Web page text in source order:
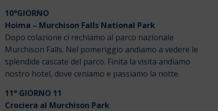
10°GIORNO
Hoima – Murchison Falls National Park
Dopo colazione ci rechiamo al parco nazionale
Murchison Falls. Nel pomeriggio andiamo a vedere le
splendide cascate del parco. Finita la visita andiamo
nostro hotel, dove ceniamo e passiamo la notte.
11° GIORNO 11
Crociera al Murchison Park